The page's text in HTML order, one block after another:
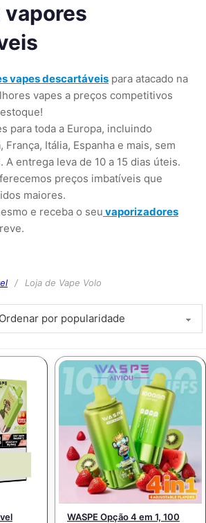
vapes descartáveis para atacado na
vapes a preços competitivos
para toda a Europa, incluindo
França, Itália, Espanha e mais, sem
A entrega leva de 10 a 15 dias úteis.
preços imbatíveis que
maiores.
e receba o seu vaporizadores
/ Loja de Vape Volo
WASPE Opção 4 em 1, 100